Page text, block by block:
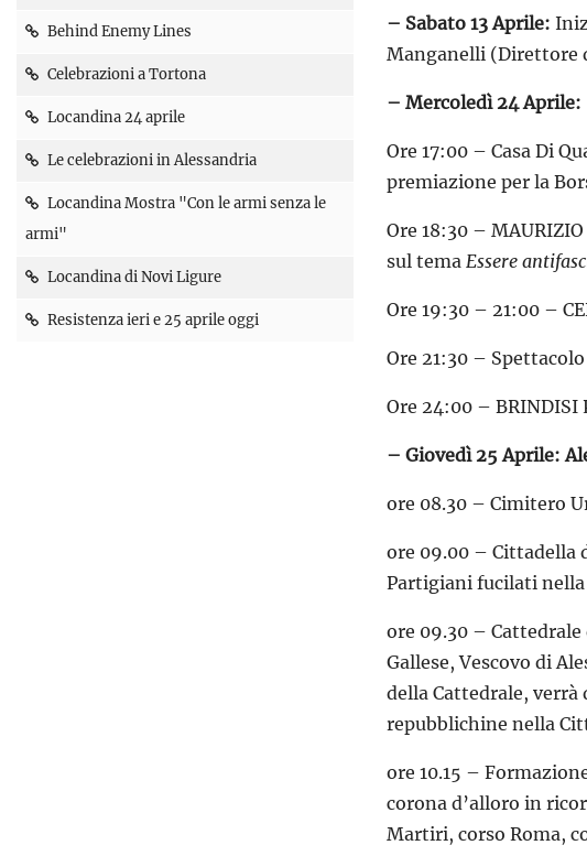
Behind Enemy Lines
Celebrazioni a Tortona
Locandina 24 aprile
Le celebrazioni in Alessandria
Locandina Mostra "Con le armi senza le
armi"
Locandina di Novi Ligure
Resistenza ieri e 25 aprile oggi
– Sabato 13 Aprile:
Manganelli (Direttore
– Mercoledì 24 Aprile:
Ore 17:00 – Casa Di
premiazione per la
Ore 18:30 –
sul tema Essere
Ore 19:30 – 21:00 –
Ore 21:30 –
Ore 24:00 – BRINDISI
– Giovedì 25 Aprile:
ore 08.30 – Cimitero
ore 09.00 – Cittadella
Partigiani fucilati
ore 09.30 –
Gallese, Vescovo di
della Cattedrale,
repubblichine nella
ore 10.15 –
corona d’alloro in
Martiri, corso Roma,